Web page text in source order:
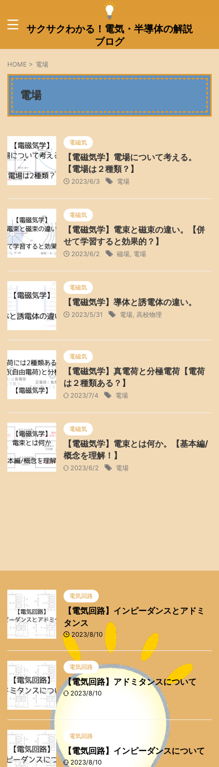
サクサクわかる！電気・半導体の解説
ブログ
HOME > 電場
電場
電磁気
【電磁気学】電場について考える。
【電場は２種類？】
2023/6/3 電場
電磁気
【電磁気学】電束と磁束の違い。【併
せて学習すると効果的？】
2023/6/2 磁場 電場
電磁気
【電磁気学】導体と誘電体の違い。
2023/5/31 電場 高校物理
電磁気
【電磁気学】真電荷と分極電荷【電荷
は２種類ある？】
2023/7/4 電場
電磁気
【電磁気学】電束とは何か。【基本編/
概念を理解！】
2023/6/2 電場
電気回路
【電気回路】インピーダンスとアドミ
タンス
2023/8/10
電気回路
【電気回路】アドミタンスについて
2023/8/10
電気回路
【電気回路】インピーダンスについて
2023/8/10